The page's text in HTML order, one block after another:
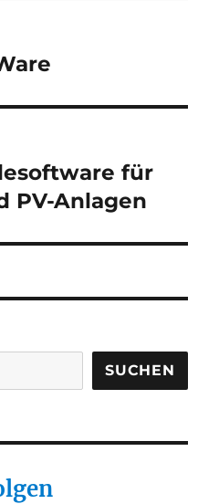
für
PV-Anlagen
SUCHEN